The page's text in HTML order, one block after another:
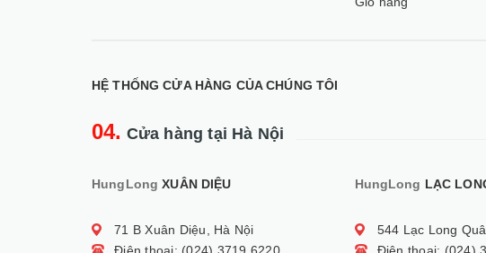
HỆ THỐNG CỬA HÀNG CỦA CHÚNG TÔI
04. Cửa hàng tại Hà Nội
HungLong XUÂN DIỆU
71 B Xuân Diệu, Hà Nội
Điện thoại: (024) 3719 6220
HungLong LẠC
544 Lạc Long
Điện thoại: (024)